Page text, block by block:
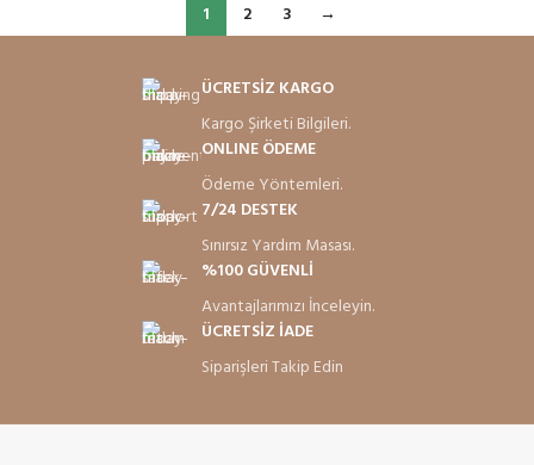
1 2 3 →
ÜCRETSİZ KARGO
Kargo Şirketi Bilgileri.
ONLINE ÖDEME
Ödeme Yöntemleri.
7/24 DESTEK
Sınırsız Yardım Masası.
%100 GÜVENLİ
Avantajlarımızı İnceleyin.
ÜCRETSİZ İADE
Siparişleri Takip Edin